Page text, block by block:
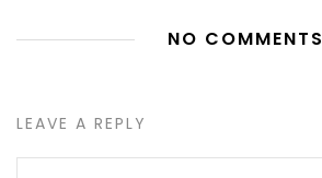
NO COMMENTS
LEAVE A REPLY